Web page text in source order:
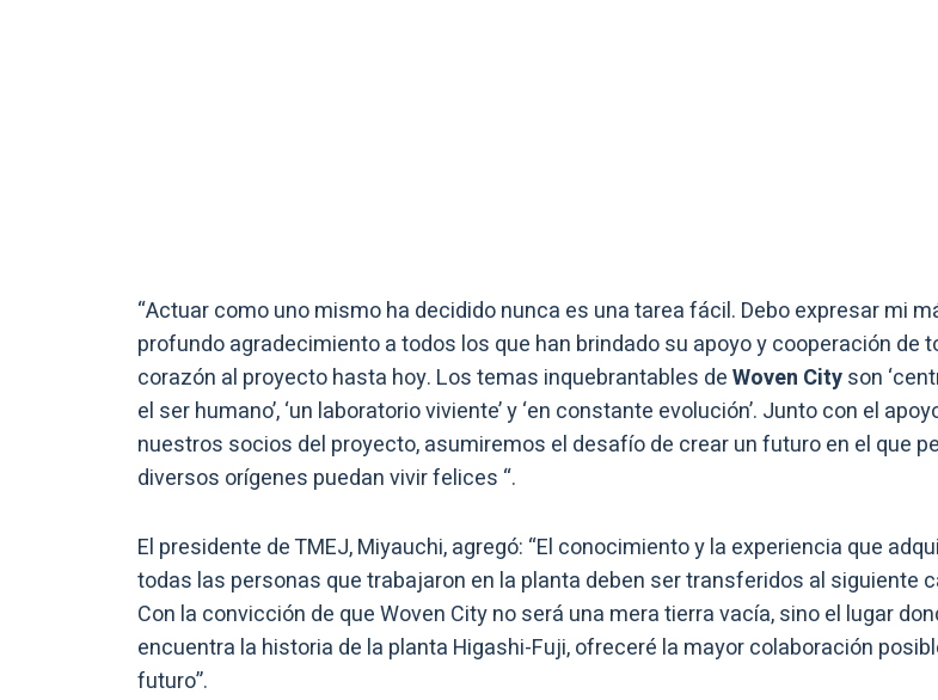
“Actuar como uno mismo ha decidido nunca es una tarea fácil. Debo expresar mi
profundo agradecimiento a todos los que han brindado su apoyo y cooperación de
corazón al proyecto hasta hoy. Los temas inquebrantables deWoven Cityson
el ser humano’, ‘un laboratorio viviente’ y ‘en constante evolución’. Junto con el
nuestros socios del proyecto, asumiremos el desafío de crear un futuro en el que
diversos orígenes puedan vivir felices “.
El presidente de TMEJ, Miyauchi, agregó: “El conocimiento y la experiencia que
todas las personas que trabajaron en la planta deben ser transferidos al siguiente
Con la convicción de que Woven City no será una mera tierra vacía, sino el lugar
encuentra la historia de la planta Higashi-Fuji, ofreceré la mayor colaboración
futuro”.